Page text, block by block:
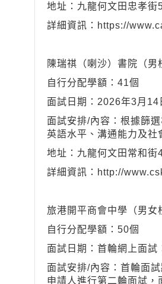
地址：九龍何文田忠孝街
詳細資訊：https://
陳瑞祺（喇沙）書院（男
自行分配學額：41個
面試日期：2026年3月14
面試安排/內容：根據篩
英語水平、溝通能力及社
地址：九龍何文田常和街
詳細資訊：http://
旅港開平商會中學（男女
自行分配學額：50個
面試日期：首輪網上面試
面試安排/內容：首輪面
申請人進行第二輪面試，